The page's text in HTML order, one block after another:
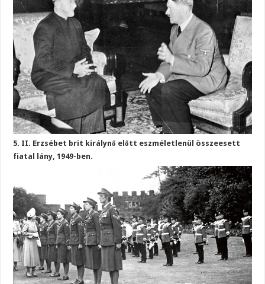
5. II. Erzsébet brit királynő előtt eszméletlenül összeesett
fiatal lány, 1949-ben.